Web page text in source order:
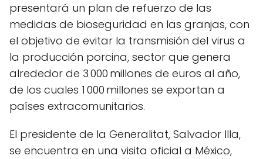
presentará un plan de refuerzo de las
medidas de bioseguridad en las granjas, con
el objetivo de evitar la transmisión del virus a
la producción porcina, sector que genera
alrededor de 3 000 millones de euros al año,
de los cuales 1 000 millones se exportan a
países extracomunitarios.
El presidente de la Generalitat, Salvador Illa,
se encuentra en una visita oficial a México,